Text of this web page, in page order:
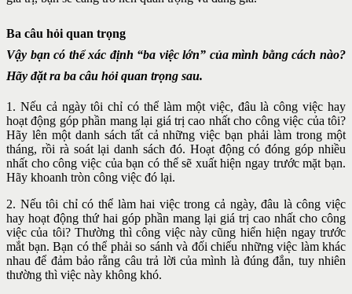
Ba câu hỏi quan trọng
Vậy bạn có thể xác định “ba việc lớn” của mình bằng cách nào?
Hãy đặt ra ba câu hỏi quan trọng sau.
1. Nếu cả ngày tôi chỉ có thể làm một việc, đâu là công việc hay
hoạt động góp phần mang lại giá trị cao nhất cho công việc của tôi?
Hãy lên một danh sách tất cả những việc bạn phải làm trong một
tháng, rồi rà soát lại danh sách đó. Hoạt động có đóng góp nhiều
nhất cho công việc của bạn có thể sẽ xuất hiện ngay trước mặt bạn.
Hãy khoanh tròn công việc đó lại.
2. Nếu tôi chỉ có thể làm hai việc trong cả ngày, đâu là công việc
hay hoạt động thứ hai góp phần mang lại giá trị cao nhất cho công
việc của tôi? Thường thì công việc này cũng hiển hiện ngay trước
mắt bạn. Bạn có thể phải so sánh và đối chiếu những việc làm khác
nhau để đảm bảo rằng câu trả lời của mình là đúng đắn, tuy nhiên
thường thì việc này không khó.